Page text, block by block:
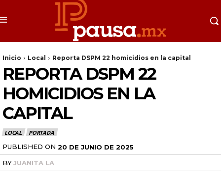
Inicio Local Reporta DSPM 22 homicidios en la capital
REPORTA DSPM 22
HOMICIDIOS EN LA
CAPITAL
LOCAL PORTADA
PUBLISHED ON 20 DE JUNIO DE 2025
BYJUANITA LA